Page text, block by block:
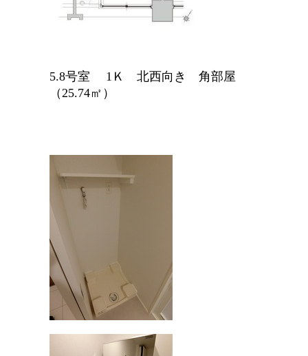
5.8号室 1Ｋ 北西向き 角部屋
（25.74㎡）